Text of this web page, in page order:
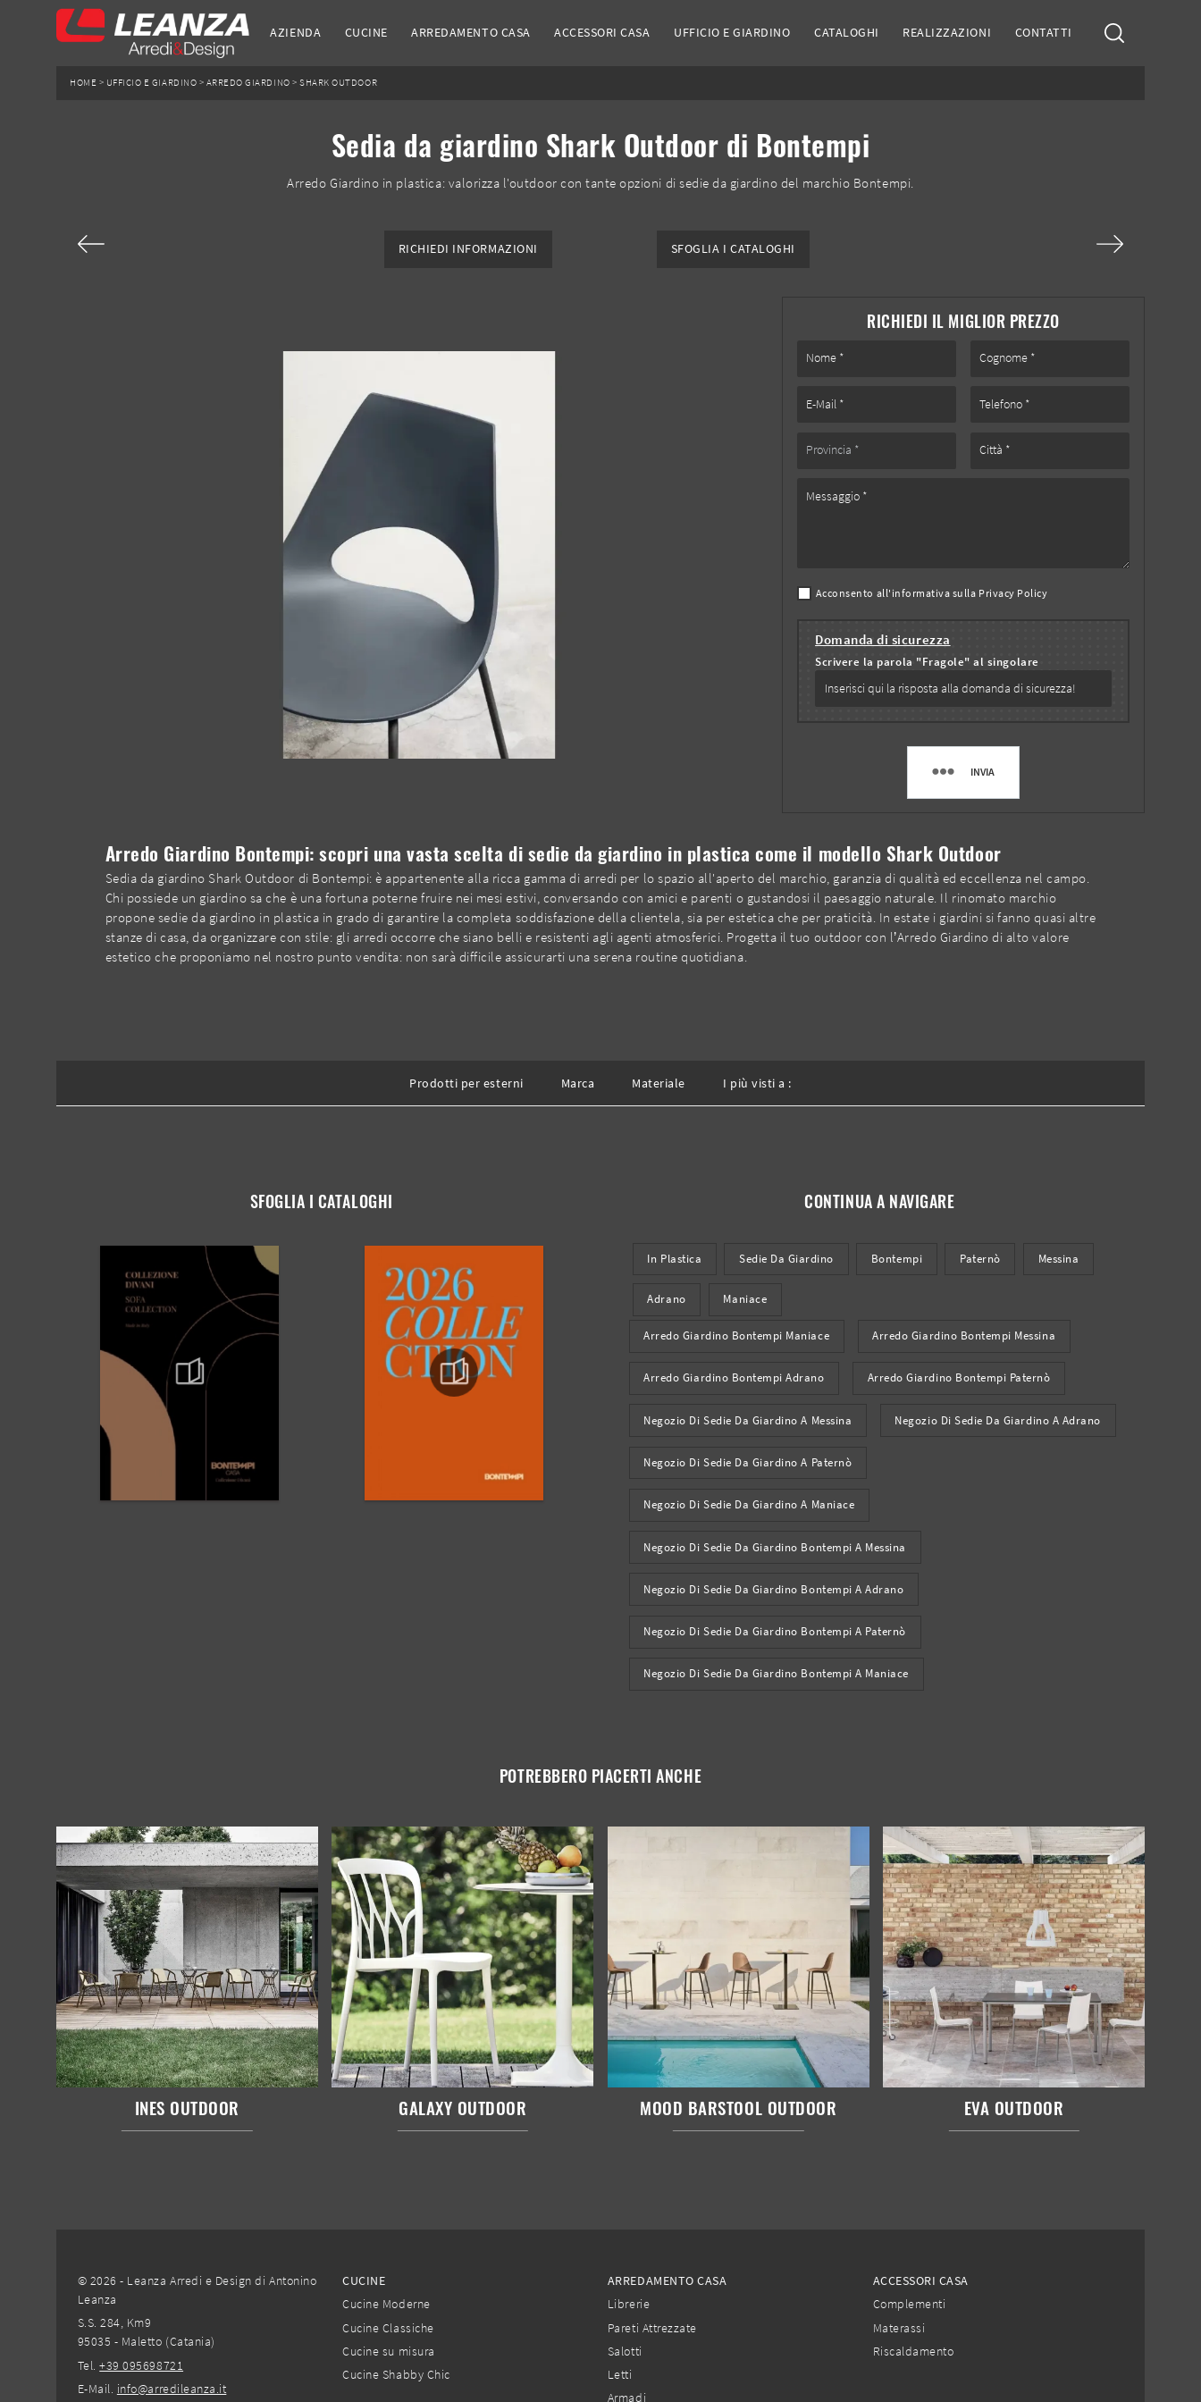
AZIENDA CUCINE ARREDAMENTO CASA ACCESSORI CASA UFFICIO E GIARDINO CATALOGHI REALIZZAZIONI CONTATTI
HOME > UFFICIO E GIARDINO > ARREDO GIARDINO >SHARK OUTDOOR
Sedia da giardino Shark Outdoor di Bontempi
Arredo Giardino in plastica: valorizza l'outdoor con tante opzioni di sedie da giardino del marchio Bontempi.
RICHIEDI INFORMAZIONI SFOGLIA I CATALOGHI
RICHIEDI IL MIGLIOR PREZZO
Acconsento all'informativa sulla Privacy Policy
Domanda di sicurezza
Scrivere la parola "Fragole" al singolare
INVIA
Arredo Giardino Bontempi: scopri una vasta scelta di sedie da giardino in plastica come il modello Shark Outdoor
Sedia da giardino Shark Outdoor di Bontempi: è appartenente alla ricca gamma di arredi per lo spazio all'aperto del marchio, garanzia di qualità ed eccellenza nel campo.
Chi possiede un giardino sa che è una fortuna poterne fruire nei mesi estivi, conversando con amici e parenti o gustandosi il paesaggio naturale. Il rinomato marchio
propone sedie da giardino in plastica in grado di garantire la completa soddisfazione della clientela, sia per estetica che per praticità. In estate i giardini si fanno quasi altre
stanze di casa, da organizzare con stile: gli arredi occorre che siano belli e resistenti agli agenti atmosferici. Progetta il tuo outdoor con l’Arredo Giardino di alto valore
estetico che proponiamo nel nostro punto vendita: non sarà difficile assicurarti una serena routine quotidiana.
Prodotti per esterni Marca Materiale I più visti a :
SFOGLIA I CATALOGHI CONTINUA A NAVIGARE
In Plastica Sedie Da Giardino Bontempi Paternò Messina
Adrano Maniace
Arredo Giardino Bontempi Maniace Arredo Giardino Bontempi Messina
Arredo Giardino Bontempi Adrano Arredo Giardino Bontempi Paternò
Negozio Di Sedie Da Giardino A Messina Negozio Di Sedie Da Giardino A Adrano
Negozio Di Sedie Da Giardino A Paternò
Negozio Di Sedie Da Giardino A Maniace
Negozio Di Sedie Da Giardino Bontempi A Messina
Negozio Di Sedie Da Giardino Bontempi A Adrano
Negozio Di Sedie Da Giardino Bontempi A Paternò
Negozio Di Sedie Da Giardino Bontempi A Maniace
POTREBBERO PIACERTI ANCHE
INES OUTDOOR GALAXY OUTDOOR MOOD BARSTOOL OUTDOOR EVA OUTDOOR
© 2026 - Leanza Arredi e Design di Antonino
Leanza
S.S. 284, Km9
95035 - Maletto (Catania)
Tel.+39 095698721
E-Mail. info@arredileanza.it
CUCINE
Cucine Moderne
Cucine Classiche
Cucine su misura
Cucine Shabby Chic
ARREDAMENTO CASA
Librerie
Pareti Attrezzate
Salotti
Letti
Armadi
ACCESSORI CASA
Complementi
Materassi
Riscaldamento